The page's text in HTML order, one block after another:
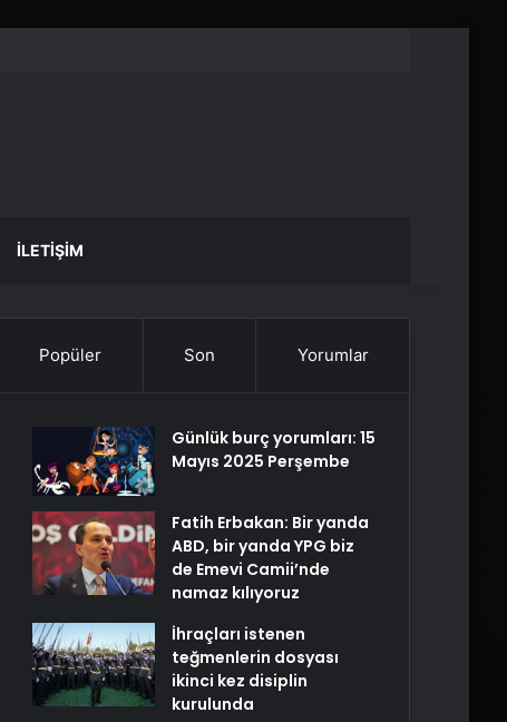
İLETIŞIM
Popüler Son Yorumlar
Günlük burç yorumları: 15
Mayıs 2025 Perşembe
Fatih Erbakan: Bir yanda
ABD, bir yanda YPG biz
de Emevi Camii’nde
namaz kılıyoruz
İhraçları istenen
teğmenlerin dosyası
ikinci kez disiplin
kurulunda